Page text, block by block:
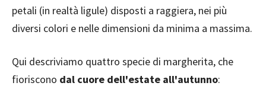
petali (in realtà ligule) disposti a raggiera, nei più
diversi colori e nelle dimensioni da minima a massima.
Qui descriviamo quattro specie di margherita, che
fioriscono dal cuore dell'estate all'autunno: